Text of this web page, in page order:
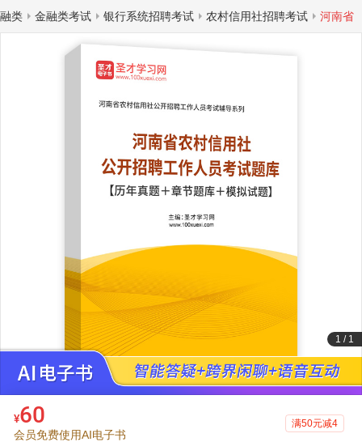
类 金融类考试 银行系统招聘考试 农村信用社招聘考试 河南省
1 / 1
¥60
会员免费使用AI电子书
满50元减4